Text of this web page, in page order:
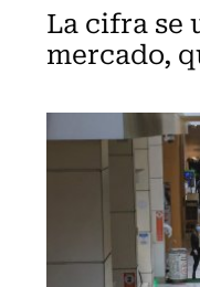
La cifra se
mercado,